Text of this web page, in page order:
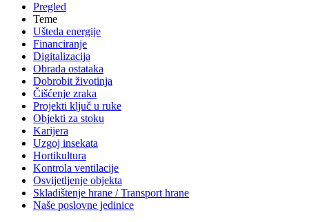
Pregled
Teme
Ušteda energije
Financiranje
Digitalizacija
Obrada ostataka
Dobrobit životinja
Čišćenje zraka
Projekti ključ u ruke
Objekti za stoku
Karijera
Uzgoj insekata
Hortikultura
Kontrola ventilacije
Osvijetljenje objekta
Skladištenje hrane / Transport hrane
Naše poslovne jedinice